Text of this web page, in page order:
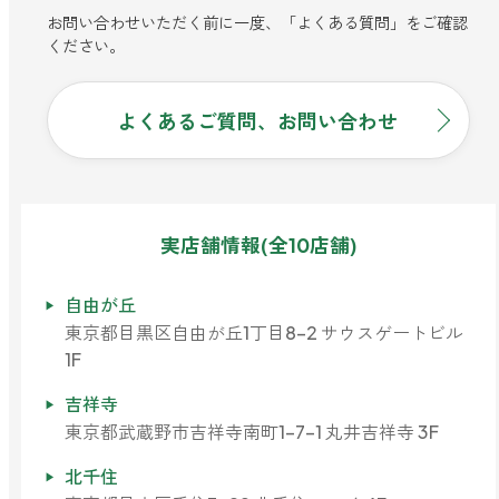
お問い合わせいただく前に一度、「よくある質問」をご確認
ください。
よくあるご質問、お問い合わせ
実店舗情報(全10店舗)
自由が丘
東京都目黒区自由が丘1丁目8-2 サウスゲートビル
1F
吉祥寺
東京都武蔵野市吉祥寺南町1-7-1 丸井吉祥寺 3F
北千住